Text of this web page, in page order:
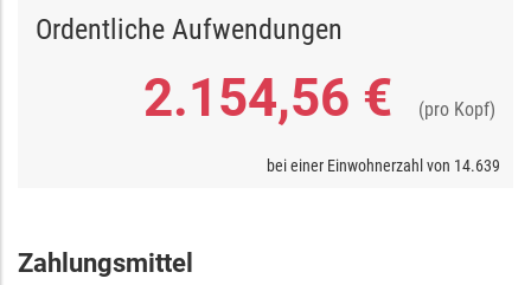
Ordentliche Aufwendungen
2.154,56 € (pro Kopf)
bei einer Einwohnerzahl von 14.639
Zahlungsmittel